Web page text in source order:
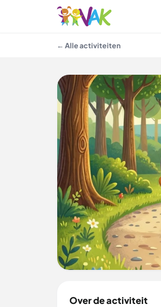
← Alle activiteiten
Over de activiteit